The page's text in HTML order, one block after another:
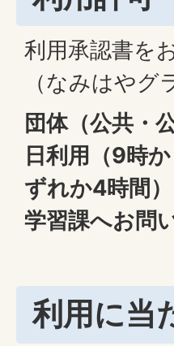
利用承認書を
（なみはや
団体（公共・
日利用（9時
ずれか4時間
学習課へお問
利用に当